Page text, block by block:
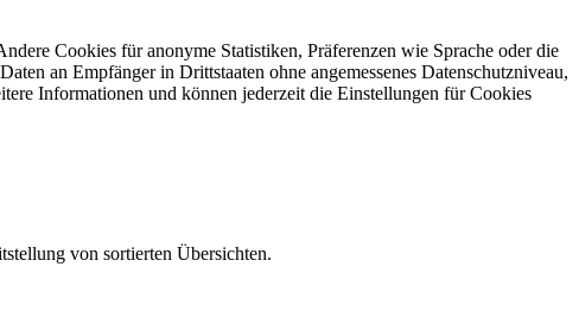
Cookies für anonyme Statistiken, Präferenzen wie Sprache oder die
an Empfänger in Drittstaaten ohne angemessenes Daten­schutz­niveau,
Informationen und können jederzeit die Einstellungen für Cookies
von sortierten Übersichten.